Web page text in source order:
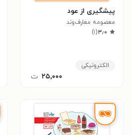
پیشگیری از عود
معصومه معارف‌وند
۳٫۰(۱)
الکترونیکی
۲۵,۰۰۰ ت